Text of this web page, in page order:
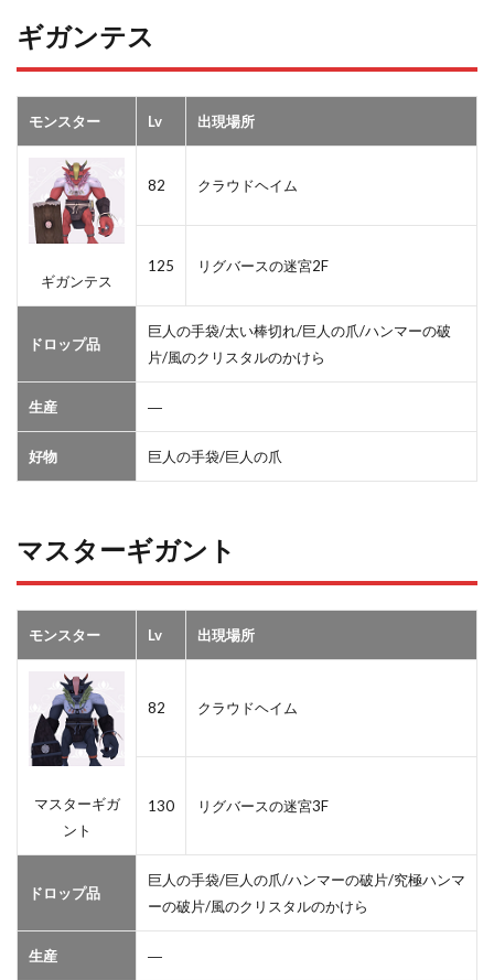
ギガンテス
モンスター Lv 出現場所
ギガンテス
82 クラウドヘイム
125 リグバースの迷宮2F
ドロップ品
巨人の手袋/太い棒切れ/巨人の爪/ハンマーの破
片/風のクリスタルのかけら
生産 ―
好物 巨人の手袋/巨人の爪
マスターギガント
モンスター Lv 出現場所
マスターギガ
ント
82 クラウドヘイム
130 リグバースの迷宮3F
ドロップ品
巨人の手袋/巨人の爪/ハンマーの破片/究極ハンマ
ーの破片/風のクリスタルのかけら
生産 ―